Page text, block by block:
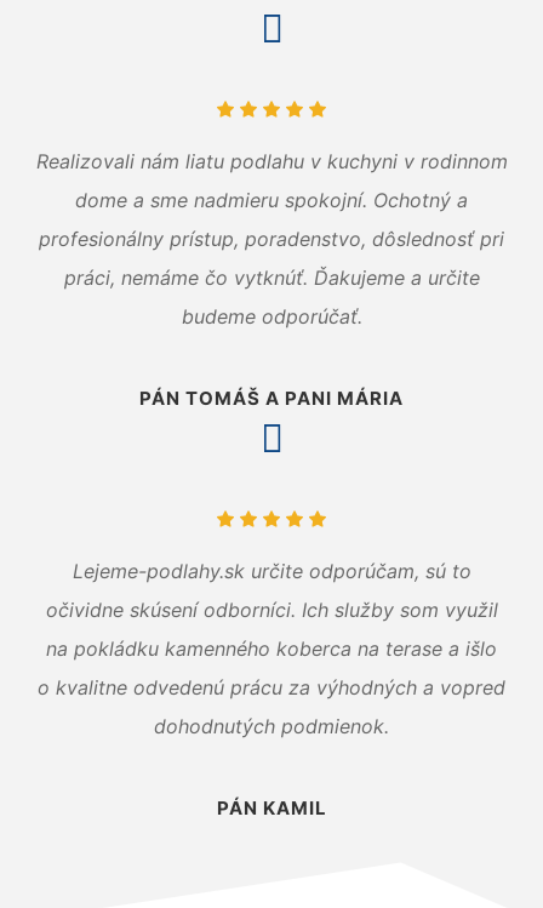
Realizovali nám liatu podlahu v kuchyni v rodinnom
dome a sme nadmieru spokojní. Ochotný a
profesionálny prístup, poradenstvo, dôslednosť pri
práci, nemáme čo vytknúť. Ďakujeme a určite
budeme odporúčať.
PÁN TOMÁŠ A PANI MÁRIA
Lejeme-podlahy.sk určite odporúčam, sú to
očividne skúsení odborníci. Ich služby som využil
na pokládku kamenného koberca na terase a išlo
o kvalitne odvedenú prácu za výhodných a vopred
dohodnutých podmienok.
PÁN KAMIL